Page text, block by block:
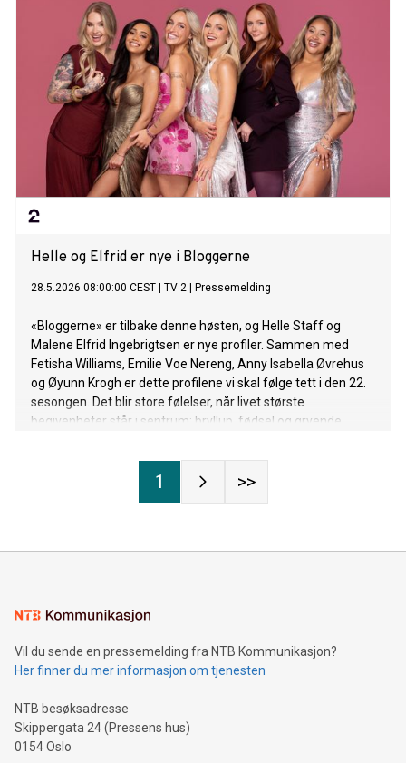
Helle og Elfrid er nye i Bloggerne
28.5.2026 08:00:00 CEST TV 2 Pressemelding
«Bloggerne» er tilbake denne høsten, og Helle Staff og
Malene Elfrid Ingebrigtsen er nye profiler. Sammen med
Fetisha Williams, Emilie Voe Nereng, Anny Isabella Øvrehus
og Øyunn Krogh er dette profilene vi skal følge tett i den 22.
sesongen. Det blir store følelser, når livet største
begivenheter står i sentrum; bryllup, fødsel og gryende
1 >>
Vil du sende en pressemelding fra NTB Kommunikasjon?
Her finner du mer informasjon om tjenesten
NTB besøksadresse
Skippergata 24 (Pressens hus)
0154 Oslo